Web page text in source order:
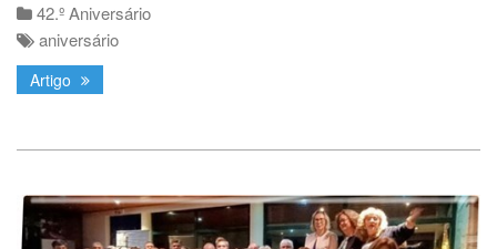
42.º Aniversário
aniversário
Artigo